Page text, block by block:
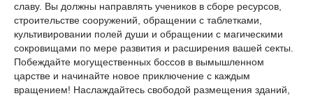
славу. Вы должны направлять учеников в сборе ресурсов,
строительстве сооружений, обращении с таблетками,
культивировании полей души и обращении с магическими
сокровищами по мере развития и расширения вашей секты.
Побеждайте могущественных боссов в вымышленном
царстве и начинайте новое приключение с каждым
вращением! Наслаждайтесь свободой размещения зданий,